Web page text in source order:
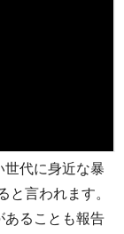
世代に身近な暴
と言われます。
あることも報告